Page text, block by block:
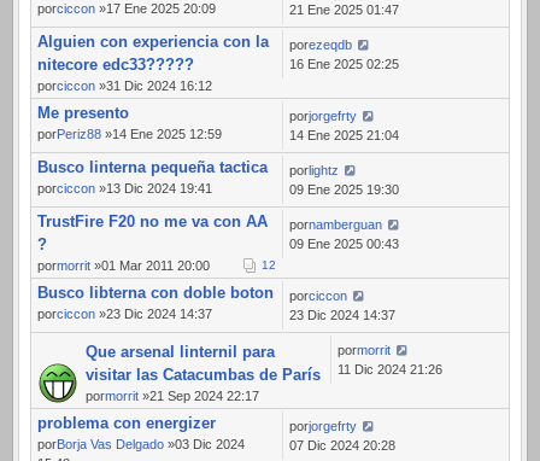
porciccon »17 Ene 2025 20:09
21 Ene 2025 01:47
Alguien con experiencia con la
nitecore edc33?????
porciccon »31 Dic 2024 16:12
porezeqdb
16 Ene 2025 02:25
Me presento
porPeriz88 »14 Ene 2025 12:59
porjorgefrty
14 Ene 2025 21:04
Busco linterna pequeña tactica
porciccon »13 Dic 2024 19:41
porlightz
09 Ene 2025 19:30
TrustFire F20 no me va con AA
?
pormorrit »01 Mar 2011 20:00 12
pornamberguan
09 Ene 2025 00:43
Busco libterna con doble boton
porciccon »23 Dic 2024 14:37
porciccon
23 Dic 2024 14:37
Que arsenal linternil para
visitar las Catacumbas de París
pormorrit »21 Sep 2024 22:17
pormorrit
11 Dic 2024 21:26
problema con energizer
porBorja Vas Delgado »03 Dic 2024
porjorgefrty
07 Dic 2024 20:28